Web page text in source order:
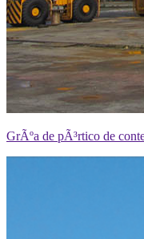
GrÃºa de pÃ³rtico de